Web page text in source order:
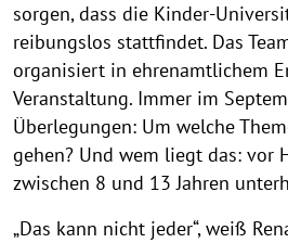
sorgen, dass die Kinder-
reibungslos stattfindet. Das
organisiert in ehrenamtlichem
Veranstaltung. Immer im
Überlegungen: Um welche
gehen? Und wem liegt das: vor
zwischen 8 und 13 Jahren
„Das kann nicht jeder“, weiß